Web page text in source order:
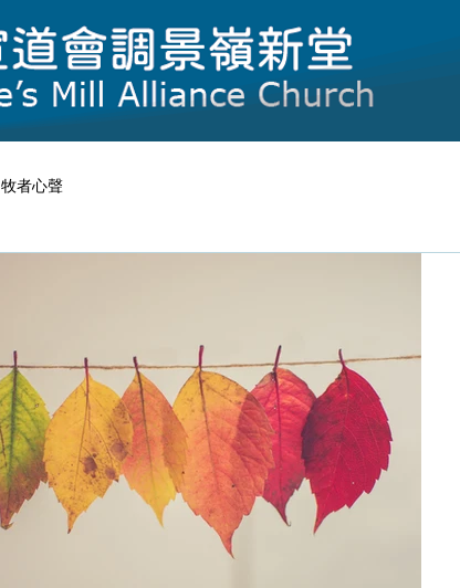
牧者心聲